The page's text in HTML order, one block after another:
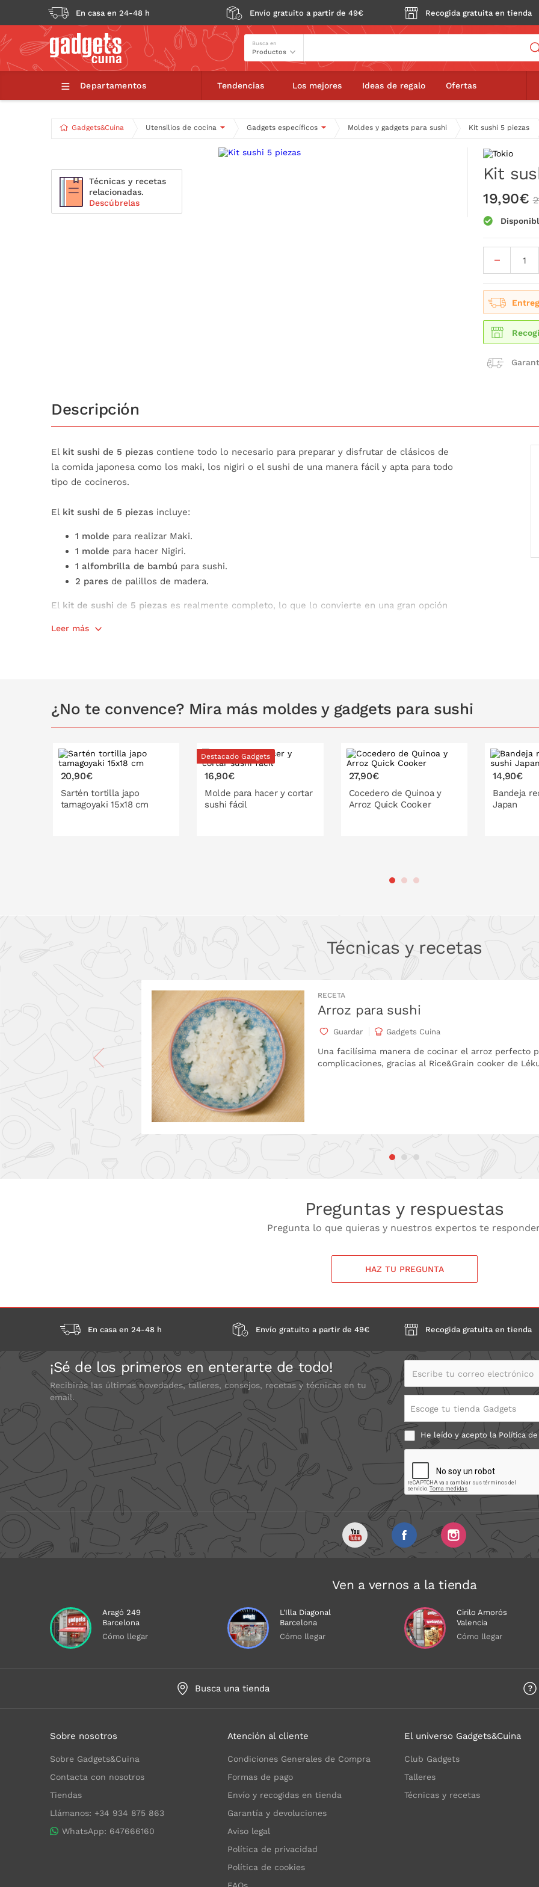
En casa en 24-48 h Envío gratuito a partir de 49€ Recogida gratuita en tienda
Busca en
Departamentos Tendencias Los mejores Ideas de regalo Ofertas
Gadgets&Cuina Utensilios de cocina Gadgets específicos Moldes y gadgets para sushi Kit sushi 5 piezas
Kit sushi 5 piezas
Técnicas y recetas
relacionadas.
Descúbrelas
Kit
19,90€
Descripción
El kit sushi de 5 piezas contiene todo lo necesario para preparar y disfrutar de clásicos de
la comida japonesa como los maki, los nigiri o el sushi de una manera fácil y apta para todo
tipo de cocineros.
El kit sushi de 5 piezas incluye:
1 molde para realizar Maki.
1 molde para hacer Nigiri.
1 alfombrilla de bambú para sushi.
2 pares de palillos de madera.
El kit de sushi de 5 piezas es realmente completo, lo que lo convierte en una gran opción
Leer más
¿No te convence? Mira más moldes y gadgets para sushi
20,90€
Sartén tortilla japo
tamagoyaki 15x18 cm
Destacado Gadgets
16,90€
Molde para hacer y cortar
sushi fácil
27,90€
Cocedero de Quinoa y
Arroz Quick Cooker
PONLO EN LA CESTA
14,90€
Bandeja
Japan
Técnicas y recetas
RECETA
Arroz para sushi
Guardar Gadgets Cuina
Una facilísima manera de cocinar el arroz perfecto
complicaciones, gracias al Rice&Grain cooker de
Preguntas y respuestas
Pregunta lo que quieras y nuestros expertos te
HAZ TU PREGUNTA
En casa en 24-48 h Envío gratuito a partir de 49€ Recogida gratuita en tienda
¡Sé de los primeros en enterarte de todo!
Recibirás las últimas novedades, talleres, consejos, recetas y técnicas en tu
email.
Escribe tu correo electrónico
Escoge tu tienda Gadgets
He leído y acepto la Política
Ven a vernos a la tienda
Aragó 249
Barcelona
Cómo llegar
L'Illa Diagonal
Barcelona
Cómo llegar
Cirilo Amorós
Valencia
Cómo llegar
Busca una tienda
Sobre nosotros
Sobre Gadgets&Cuina
Contacta con nosotros
Tiendas
Llámanos: +34 934 875 863
WhatsApp: 647666160
Atención al cliente
Condiciones Generales de Compra
Formas de pago
Envío y recogidas en tienda
Garantía y devoluciones
Aviso legal
Política de privacidad
Política de cookies
El universo Gadgets&Cuina
Club Gadgets
Talleres
Técnicas y recetas